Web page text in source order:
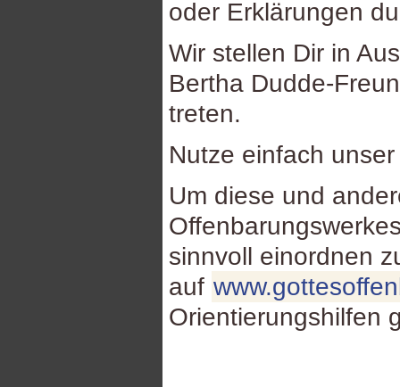
oder Erklärungen
Wir stellen Dir in
Bertha Dudde-
treten.
Nutze einfach
Um diese und
sinnvoll einordnen
auf
Orientierungshilfen